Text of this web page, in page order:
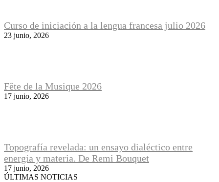
Curso de iniciación a la lengua francesa julio 2026
23 junio, 2026
Fête de la Musique 2026
17 junio, 2026
Topografía revelada: un ensayo dialéctico entre
energía y materia. De Remi Bouquet
17 junio, 2026
ÚLTIMAS NOTICIAS